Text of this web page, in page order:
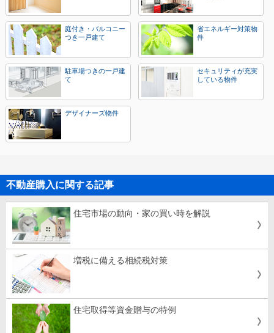
庭付き・バルコニー
つき一戸建て
省エネルギー対策物
件
駐車場つきの一戸建
て
セキュリティが充実
している物件
デザイナーズ物件
不動産購入に関する記事
住宅市場の動向・家の買い時を解説
増税に備える相続税対策
住宅取得等資金贈与の特例